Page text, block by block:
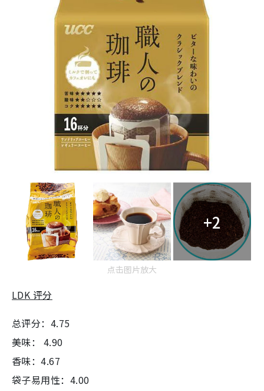
+2
点击图片放大
LDK 评分
总评分：4.75
美味： 4.90
香味：4.67
袋子易用性：4.00